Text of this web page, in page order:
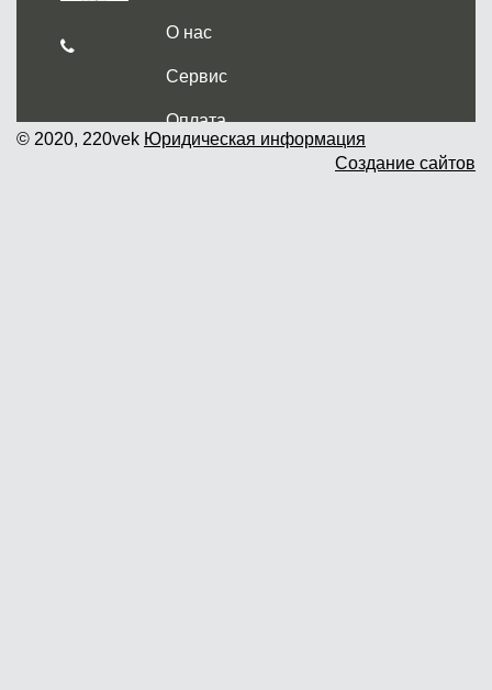
О нас
Сервис
Оплата
Доставка и самовывоз
© 2020, 220vek Юридическая информация
Создание сайтов